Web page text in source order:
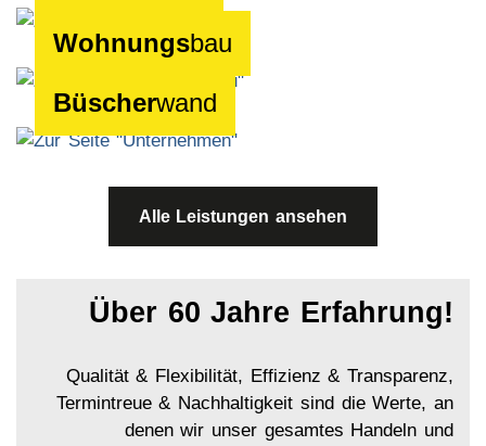
Wohnungsbau
Büscherwand
Alle Leistungen ansehen
Über 60 Jahre Erfahrung!
Qualität & Flexibilität, Effizienz & Transparenz,
Termintreue & Nachhaltigkeit sind die Werte, an
denen wir unser gesamtes Handeln und